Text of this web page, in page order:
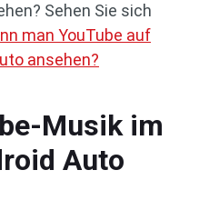
Sehen Sie sich
man YouTube auf
ansehen?
Musik im
Auto